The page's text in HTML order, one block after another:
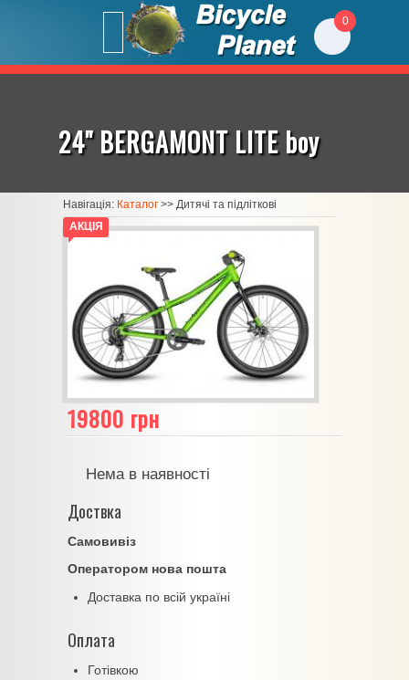
0
24" BERGAMONT LITE boy
Навігація: Каталог >> Дитячі та підліткові
АКЦІЯ
19800 грн
Нема в наявності
Доствка
Самовивіз
Оператором нова пошта
Доставка по всій україні
Оплата
Готівкою